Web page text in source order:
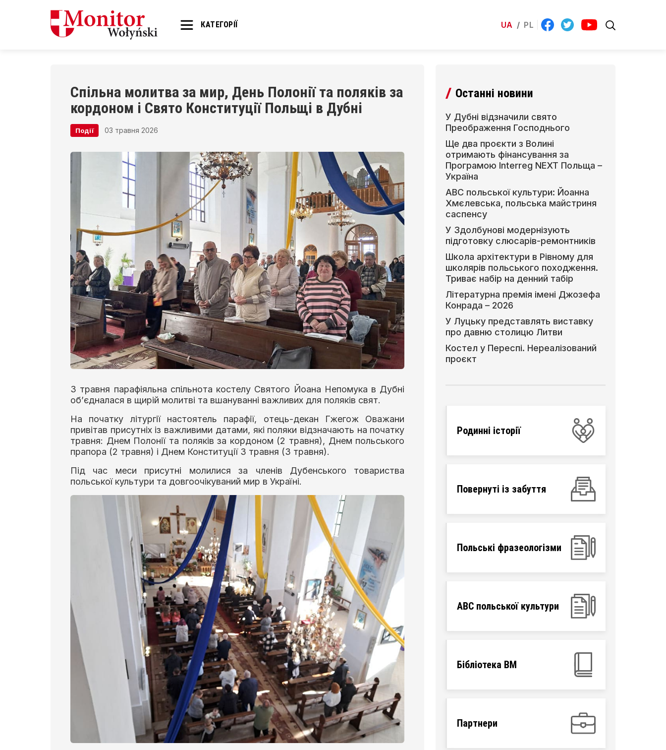
КАТЕГОРІЇ UA / PL
Спільна молитва за мир, День Полонії та поляків за
кордоном і Свято Конституції Польщі в Дубні
Події 03 травня 2026
3 травня парафіяльна спільнота костелу Святого Йоана Непомука в Дубні
об’єдналася в щирій молитві та вшануванні важливих для поляків свят.
На початку літургії настоятель парафії, отець-декан Гжегож Оважани
привітав присутніх із важливими датами, які поляки відзначають на початку
травня: Днем Полонії та поляків за кордоном (2 травня), Днем польського
прапора (2 травня) і Днем Конституції 3 травня (3 травня).
Під час меси присутні молилися за членів Дубенського товариства
польської культури та довгоочікуваний мир в Україні.
Останні новини
У Дубні відзначили свято
Преображення Господнього
Ще два проєкти з Волині
отримають фінансування за
Програмою Interreg NEXT Польща –
Україна
АВС польської культури: Йоанна
Хмєлевська, польська майстриня
саспенсу
У Здолбунові модернізують
підготовку слюсарів-ремонтників
Школа архітектури в Рівному для
школярів польського походження.
Триває набір на денний табір
Літературна премія імені Джозефа
Конрада – 2026
У Луцьку представлять виставку
про давню столицю Литви
Костел у Переспі. Нереалізований
проєкт
Родинні історії
Повернуті із забуття
Польські фразеологізми
ABC польської культури
Бібліотека ВМ
Партнери